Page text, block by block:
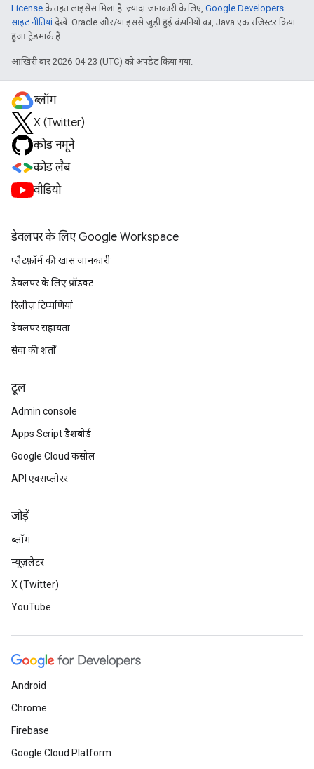
License के तहत लाइसेंस मिला है. ज़्यादा जानकारी के लिए, Google Developers
साइट नीतियांदेखें. Oracle और/या इससे जुड़ी हुई कंपनियों का, Java एक रजिस्टर किया
हुआ ट्रेडमार्क है.
आखिरी बार 2026-04-23 (UTC) को अपडेट किया गया.
ब्लॉग
X (Twitter)
कोड नमूने
कोड लैब
वीडियो
डेवलपर के लिए Google Workspace
प्लैटफ़ॉर्म की खास जानकारी
डेवलपर के लिए प्रॉडक्ट
रिलीज़ टिप्पणियां
डेवलपर सहायता
सेवा की शर्तों
टूल
Admin console
Apps Script डैशबोर्ड
Google Cloud कंसोल
API एक्सप्लोरर
जोड़ें
ब्लॉग
न्यूज़लेटर
X (Twitter)
YouTube
Android
Chrome
Firebase
Google Cloud Platform